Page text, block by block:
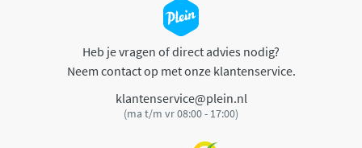
Heb je vragen of direct advies nodig?
Neem contact op met onze klantenservice.
klantenservice@plein.nl
(ma t/m vr 08:00 - 17:00)